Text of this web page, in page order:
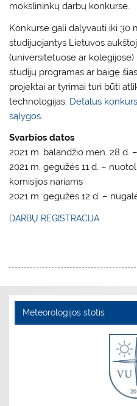
mokslininkų darbų konkurse.
Konkurse gali dalyvauti iki 30
studijuojantys Lietuvos
(universitetuose ar
studijų programas ar baigę
projektai ar tyrimai turi būti
technologijas. Detalus
sąlygos.
Svarbios datos
2021 m. balandžio mėn. 28 d.
2021 m. gegužės 11 d. –
komisijos nariams
2021 m. gegužės 12 d. –
DARBŲ REGISTRACIJA
Meteorologijos stotis